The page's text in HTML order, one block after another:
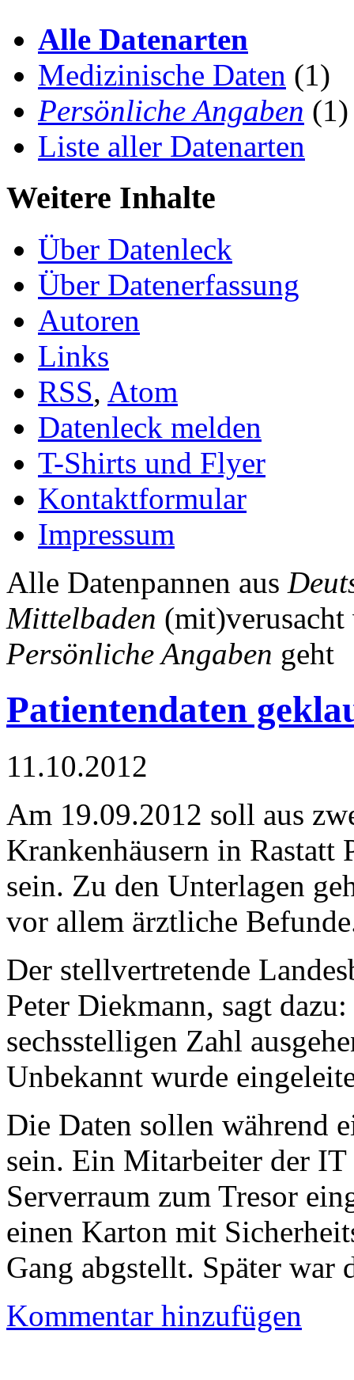
Alle Datenarten
Medizinische Daten (1)
Persönliche Angaben (1)
Liste aller Datenarten
Weitere Inhalte
Über Datenleck
Über Datenerfassung
Autoren
Links
RSS, Atom
Datenleck melden
T-Shirts und Flyer
Kontaktformular
Impressum
Alle Datenpannen aus
Mittelbaden (mit)verusacht
Persönliche Angaben geht
Patientendaten
11.10.2012
Am 19.09.2012 soll aus
Krankenhäusern in Rastatt
sein. Zu den Unterlagen
vor allem ärztliche
Der stellvertretende
Peter Diekmann, sagt
sechsstelligen Zahl
Unbekannt wurde
Die Daten sollen während
sein. Ein Mitarbeiter der IT
Serverraum zum Tresor
einen Karton mit
Gang abgstellt. Später
Kommentar hinzufügen